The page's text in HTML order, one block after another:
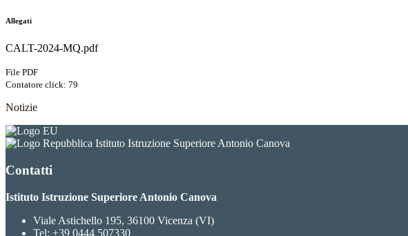
Allegati
CALT-2024-MQ.pdf
File PDF
Contatore click: 79
Notizie
Istituto Istruzione Superiore Antonio Canova
Contatti
Istituto Istruzione Superiore Antonio Canova
Viale Astichello 195, 36100 Vicenza (VI)
Tel: +39 0444 507330